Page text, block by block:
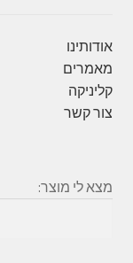
אודותינו
מאמרים
קליניקה
צור קשר
מצא לי מוצר: